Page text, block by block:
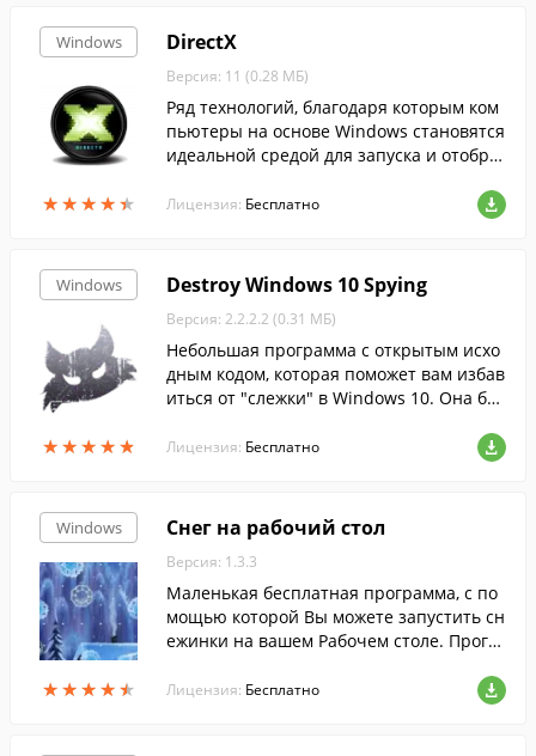
и.
Windows
★★★★★
★★★★★
DirectX
Версия: 11 (0.28 МБ)
Ряд технологий, благодаря которым ком
пьютеры на основе Windows становятся
идеальной средой для запуска и отобра
и мультимедиа....
Лицензия: Бесплатно
Windows
★★★★★
★★★★★
Destroy Windows 10 Spying
Версия: 2.2.2.2 (0.31 МБ)
Небольшая программа с открытым исхо
дным кодом, которая поможет вам избав
иться от "слежки" в Windows 10. Она бы
ры телеметрии, отвечающие за отслежи
Лицензия: Бесплатно
Windows
★★★★★
★★★★★
Снег на рабочий стол
Версия: 1.3.3
Маленькая бесплатная программа, с по
мощью которой Вы можете запустить сн
ежинки на вашем Рабочем столе. Прогр
омпьютере.
Лицензия: Бесплатно